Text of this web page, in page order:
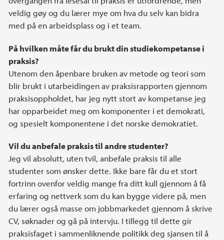
veldig gøy og du lærer mye om hva du selv kan bidra
med på en arbeidsplass og i et team.
På hvilken måte får du brukt din studiekompetanse i
praksis?
Utenom den åpenbare bruken av metode og teori som
blir brukt i utarbeidingen av praksisrapporten gjennom
praksisoppholdet, har jeg nytt stort av kompetanse jeg
har opparbeidet meg om komponenter i et demokrati,
og spesielt komponentene i det norske demokratiet.
Vil du anbefale praksis til andre studenter?
Jeg vil absolutt, uten tvil, anbefale praksis til alle
studenter som ønsker dette. Ikke bare får du et stort
fortrinn ovenfor veldig mange fra ditt kull gjennom å få
erfaring og nettverk som du kan bygge videre på, men
du lærer også masse om jobbmarkedet gjennom å skrive
CV, søknader og gå på intervju. I tillegg til dette gir
praksisfaget i sammenliknende politikk deg sjansen til å